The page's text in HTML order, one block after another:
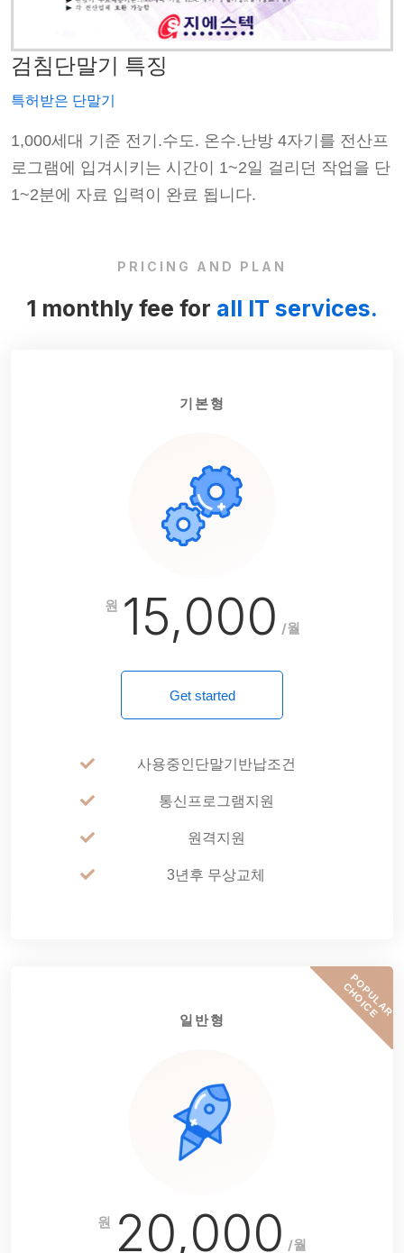
검침단말기 특징
특허받은 단말기
1,000세대 기준 전기.수도. 온수.난방 4자기를 전산프
로그램에 입겨시키는 시간이 1~2일 걸리던 작업을 단
1~2분에 자료 입력이 완료 됩니다.
PRICING AND PLAN
1 monthly fee for all IT services.
기본형
원 15,000 /월
Get started
사용중인단말기반납조건
통신프로그램지원
원격지원
3년후 무상교체
P
O
P
U
L
A
R
C
H
O
I
C
E
일반형
원 20,000 /월